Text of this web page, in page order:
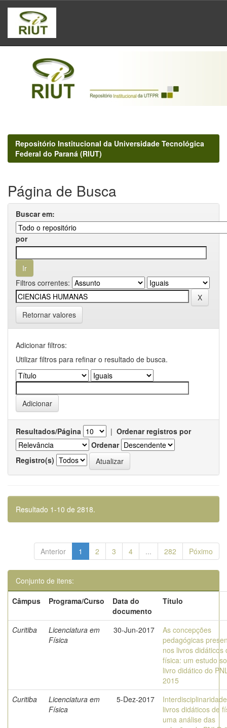
Skip
navigation
Repositório Institucional da Universidade Tecnológica
Federal do Paraná (RIUT)
Página de Busca
Buscar em:
por
Filtros correntes:
Retornar valores
Adicionar filtros:
Utilizar filtros para refinar o resultado de busca.
Resultados/Página | Ordenar registros por
Ordenar
Registro(s)
Resultado 1-10 de 2818.
Anterior 1 2 3 4 ... 282 Póximo
Conjunto de itens:
Câmpus
Programa/Curso
Data do
documento
Título
Curitiba
Licenciatura em
Física
30-Jun-2017
As concepções
pedagógicas
nos livros didáticos
física: um estudo
livro didático do
2015
Curitiba
Licenciatura em
Física
5-Dez-2017
livros didáticos de
uma análise das